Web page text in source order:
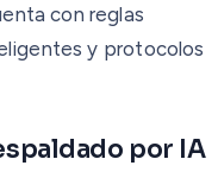
con reglas
y protocolos
por IA